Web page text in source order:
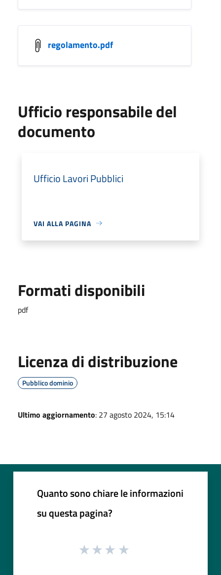
regolamento.pdf
Ufficio responsabile del
documento
Ufficio Lavori Pubblici
VAI ALLA PAGINA
Formati disponibili
pdf
Licenza di distribuzione
Pubblico dominio
Ultimo aggiornamento: 27 agosto 2024, 15:14
Quanto sono chiare le informazioni
su questa pagina?